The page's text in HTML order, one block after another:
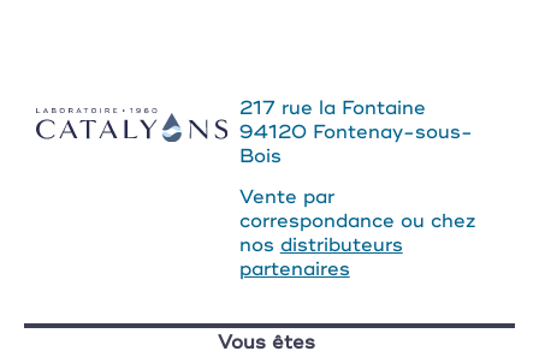
217 rue la Fontaine
94120 Fontenay-sous-
Bois
Vente par
correspondance ou chez
nos distributeurs
partenaires
Vous êtes